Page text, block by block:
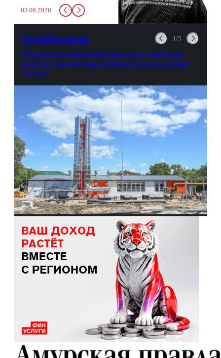
стажем о жизни, смерти
душе и духе. Откровенно о
03.08.2026
Газификация 1/5
Лего-котельная без кочегаров: как в Свободном
возводят современные фабрики тепла на газовом
топливе